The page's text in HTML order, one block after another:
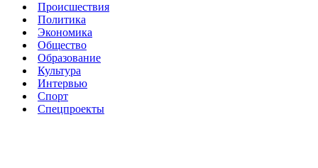
Происшествия
Политика
Экономика
Общество
Образование
Культура
Интервью
Спорт
Спецпроекты